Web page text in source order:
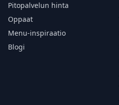
Pitopalvelun hinta
Oppaat
Menu-inspiraatio
Blogi